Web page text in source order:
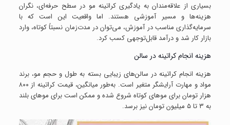
بسیاری از علاقه‌مندان به یادگیری کراتینه مو در سطح حرفه‌ای، نگران
هزینه‌ها و مسیر آموزشی هستند. اما واقعیت این است که با
سرمایه‌گذاری مناسب در آموزش، می‌توان در مدت‌زمان نسبتاً کوتاه، وارد
بازار کار شد و درآمد قابل‌توجهی کسب کرد.
هزینه انجام کراتینه در سالن
هزینه انجام کراتینه در سالن‌های زیبایی بسته به طول و حجم مو، برند
مواد و مهارت آرایشگر متغیر است. به‌طور میانگین، قیمت کراتینه از ۸۰۰
هزار تومان برای موهای کوتاه شروع شده و ممکن است برای موهای بلند
به ۳ تا ۵ میلیون تومان نیز برسد.